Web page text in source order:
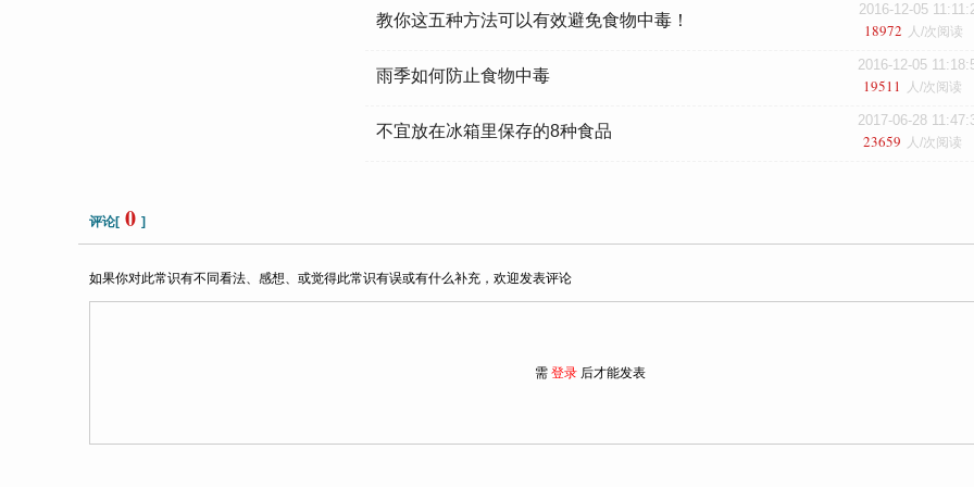
教你这五种方法可以有效避免食物中毒！
2016-12-05
18972 人/次阅读
雨季如何防止食物中毒
2016-12-05
19511 人/次阅读
不宜放在冰箱里保存的8种食品
2017-06-28
23659 人/次阅读
评论[ 0 ]
如果你对此常识有不同看法、感想、或觉得此常识有误或有什么补充，欢迎发表评论
需 登录 后才能发表